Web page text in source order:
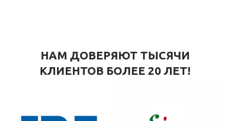
НАМ ДОВЕРЯЮТ ТЫСЯЧИ
КЛИЕНТОВ БОЛЕЕ 20 ЛЕТ!